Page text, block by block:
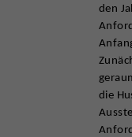
den
die